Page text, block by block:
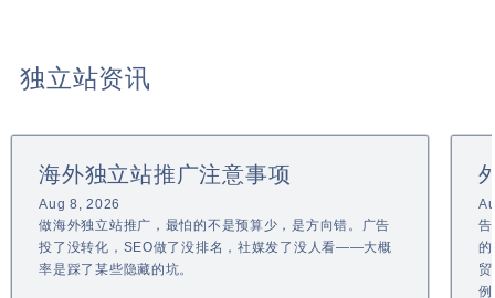
独立站资讯
海外独立站推广注意事项
Aug 8, 2026
做海外独立站推广，最怕的不是预算少，是方向错。广告
投了没转化，SEO做了没排名，社媒发了没人看——大概
率是踩了某些隐藏的坑。
告
的
例